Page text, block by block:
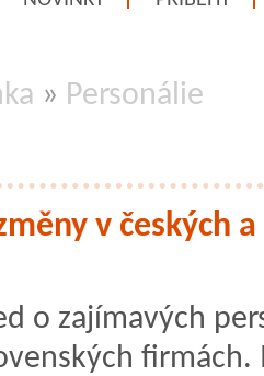
» Personálie
v českých
o zajímavých